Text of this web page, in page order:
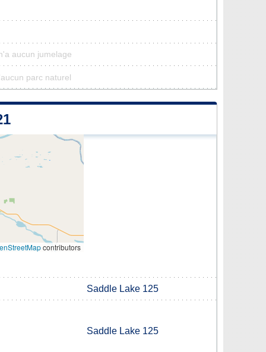
aucun jumelage
parc naturel
contributors
Saddle Lake 125
Saddle Lake 125